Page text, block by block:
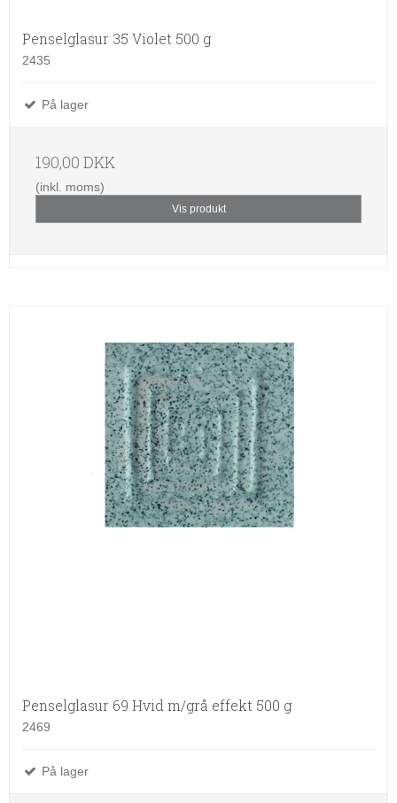
Penselglasur 35 Violet 500 g
2435
På lager
190,00 DKK
(inkl. moms)
Vis produkt
Penselglasur 69 Hvid m/grå effekt 500 g
2469
På lager